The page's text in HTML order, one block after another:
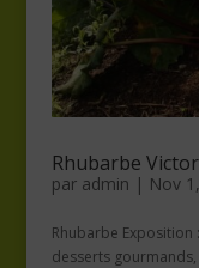
Rhubarbe
par admin | Nov
Rhubarbe
desserts